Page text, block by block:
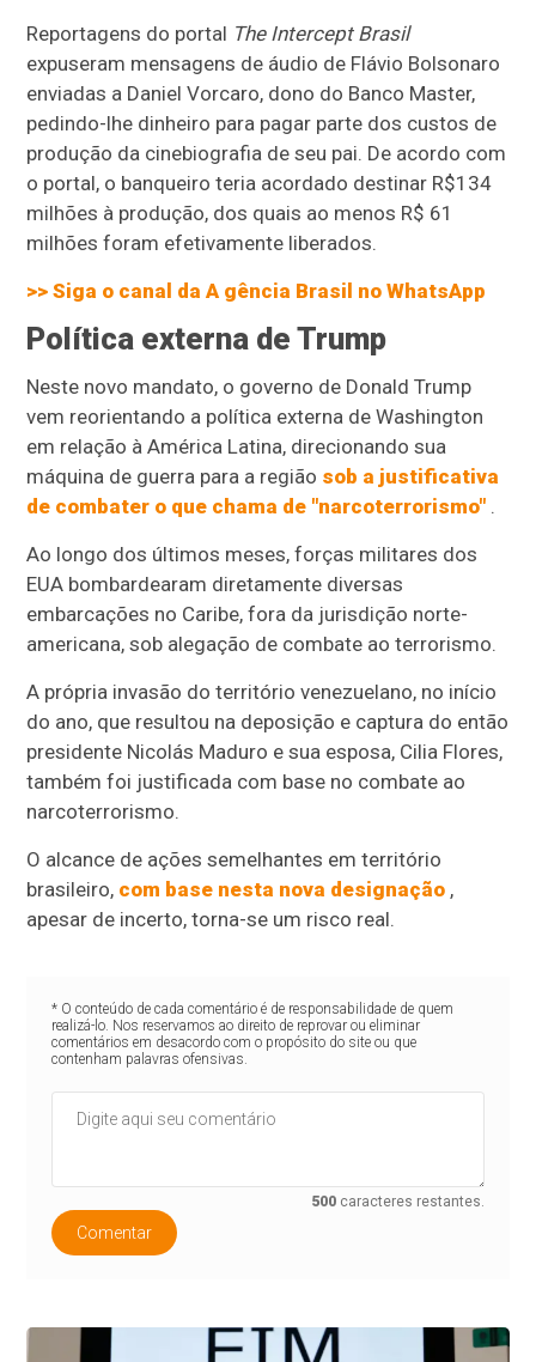
Reportagens do portal The Intercept Brasil
expuseram mensagens de áudio de Flávio Bolsonaro
enviadas a Daniel Vorcaro, dono do Banco Master,
pedindo-lhe dinheiro para pagar parte dos custos de
produção da cinebiografia de seu pai. De acordo com
o portal, o banqueiro teria acordado destinar R$134
milhões à produção, dos quais ao menos R$ 61
milhões foram efetivamente liberados.
>> Siga o canal da A gência Brasil no WhatsApp
Política externa de Trump
Neste novo mandato, o governo de Donald Trump
vem reorientando a política externa de Washington
em relação à América Latina, direcionando sua
máquina de guerra para a região sob a justificativa
de combater o que chama de "narcoterrorismo" .
Ao longo dos últimos meses, forças militares dos
EUA bombardearam diretamente diversas
embarcações no Caribe, fora da jurisdição norte-
americana, sob alegação de combate ao terrorismo.
A própria invasão do território venezuelano, no início
do ano, que resultou na deposição e captura do então
presidente Nicolás Maduro e sua esposa, Cilia Flores,
também foi justificada com base no combate ao
narcoterrorismo.
O alcance de ações semelhantes em território
brasileiro, com base nesta nova designação ,
apesar de incerto, torna-se um risco real.
* O conteúdo de cada comentário é de responsabilidade de quem
realizá-lo. Nos reservamos ao direito de reprovar ou eliminar
comentários em desacordo com o propósito do site ou que
contenham palavras ofensivas.
500 caracteres restantes.
Comentar